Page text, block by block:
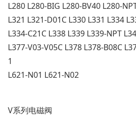
L280 L280-BIG L280-BV40 L280-
L321 L321-D01C L330 L331 L334
L334-C21C L338 L339 L339-NPT
L377-V03-V05C L378 L378-B08C
1
L621-N01 L621-N02
V系列电磁阀